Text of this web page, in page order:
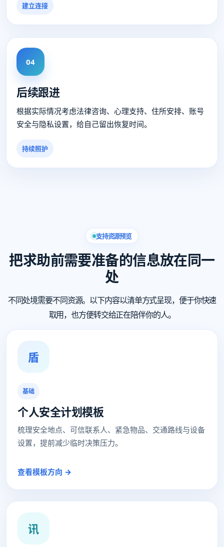
建立连接
04
后续跟进
根据实际情况考虑法律咨询、心理支持、住所安排、账号
安全与隐私设置，给自己留出恢复时间。
持续照护
支持资源预览
把求助前需要准备的信息放在同一
处
不同处境需要不同资源。以下内容以清单方式呈现，便于你快速
取用，也方便转交给正在陪伴你的人。
盾
基础
个人安全计划模板
梳理安全地点、可信联系人、紧急物品、交通路线与设备
设置，提前减少临时决策压力。
查看模板方向 →
讯